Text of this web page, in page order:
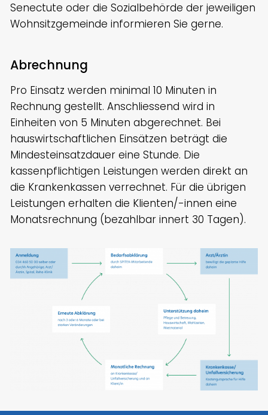
Senectute oder die Sozialbehörde der jeweiligen
Wohnsitzgemeinde informieren Sie gerne.
Abrechnung
Pro Einsatz werden minimal 10 Minuten in
Rechnung gestellt. Anschliessend wird in
Einheiten von 5 Minuten abgerechnet. Bei
hauswirtschaftlichen Einsätzen beträgt die
Mindesteinsatzdauer eine Stunde. Die
kassenpflichtigen Leistungen werden direkt an
die Krankenkassen verrechnet. Für die übrigen
Leistungen erhalten die Klienten/-innen eine
Monatsrechnung (bezahlbar innert 30 Tagen).